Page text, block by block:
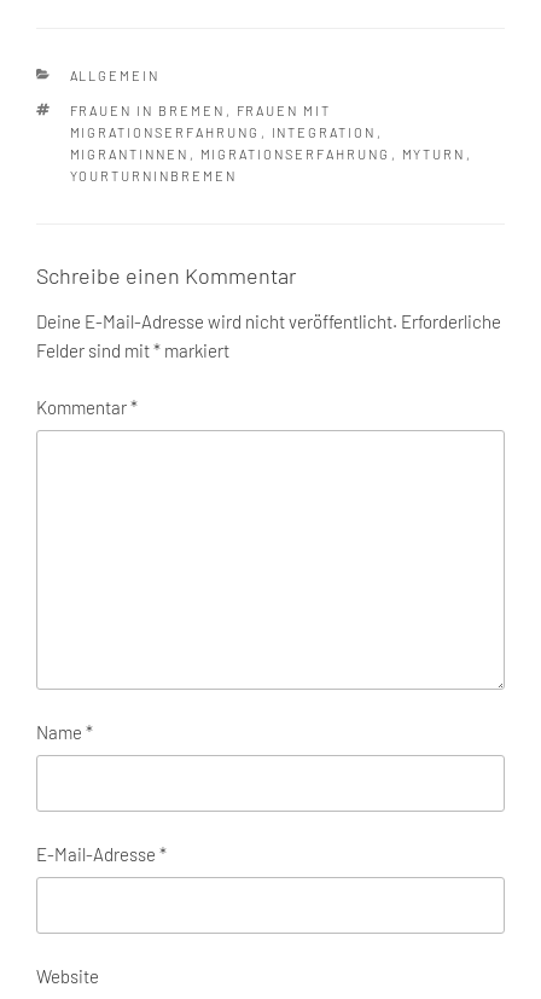
KATEGORIEN
ALLGEMEIN
SCHLAGWÖRTER
FRAUEN IN BREMEN ,
FRAUEN MIT
MIGRATIONSERFAHRUNG , INTEGRATION ,
MIGRANTINNEN , MIGRATIONSERFAHRUNG , MYTURN ,
YOURTURNINBREMEN
Schreibe einen Kommentar
Deine E-Mail-Adresse wird nicht veröffentlicht. Erforderliche
Felder sind mit* markiert
Kommentar*
Name *
E-Mail-Adresse *
Website